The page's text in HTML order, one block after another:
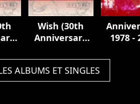
Wish (30th
Anniversary
1978 -
Park
ALBUMS ET SINGLES